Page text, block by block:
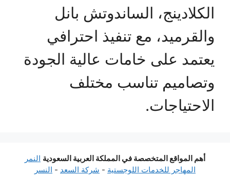
الكلادينج، الساندوتش بانل
والقرميد، مع تنفيذ احترافي
يعتمد على خامات عالية الجودة
وتصاميم تناسب مختلف
الاحتياجات.
أهم المواقع المتخصصة في المملكة العربية السعودية النمر
المهاجر للخدمات اللوجستية - شركة السعد - النسر